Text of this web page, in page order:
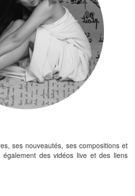
ses nouveautés, ses compositions et
également des vidéos live et des liens